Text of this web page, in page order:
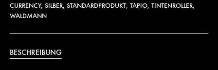
CURRENCY, SILBER, STANDARDPRODUKT, TAPIO, TINTENROLLER,
WALDMANN
BESCHREIBUNG